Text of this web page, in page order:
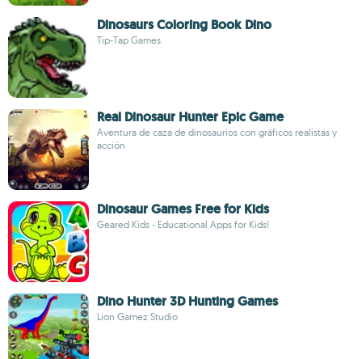
Dinosaurs Coloring Book Dino
Tip-Tap Games
Real Dinosaur Hunter Epic Game
Aventura de caza de dinosaurios con gráficos realistas y
acción
Dinosaur Games Free for Kids
Geared Kids - Educational Apps for Kids!
Dino Hunter 3D Hunting Games
Lion Gamez Studio